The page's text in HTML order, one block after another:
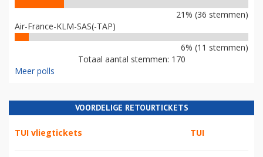
21% (36 stemmen)
Air-France-KLM-SAS(-TAP)
6% (11 stemmen)
Totaal aantal stemmen: 170
Meer polls
VOORDELIGE RETOURTICKETS
TUI vliegtickets TUI